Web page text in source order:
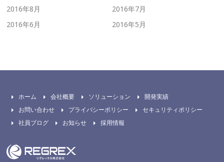
2016年8月
2016年7月
2016年6月
2016年5月
ホーム 会社概要 ソリューション
開発実績
お問い合わせ
プライバシーポリシー
セキュリティポリシー
社員ブログ
お知らせ 採用情報